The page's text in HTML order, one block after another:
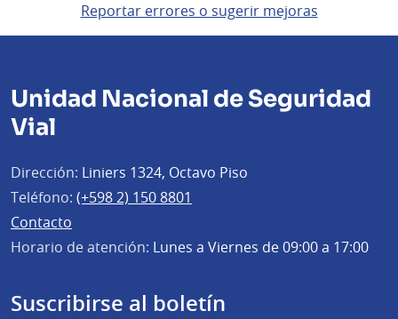
Reportar errores o sugerir mejoras
Unidad Nacional de Seguridad
Vial
Dirección: Liniers 1324, Octavo Piso
Teléfono: (+598 2) 150 8801
Contacto
Horario de atención: Lunes a Viernes de 09:00 a 17:00
Suscribirse al boletín